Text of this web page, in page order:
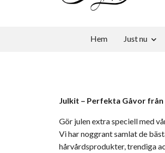
Hem Just nu
Julkit – Perfekta Gåvor
Gör julen extra speciell med
Vi har noggrant samlat de
hårvårdsprodukter, trendiga